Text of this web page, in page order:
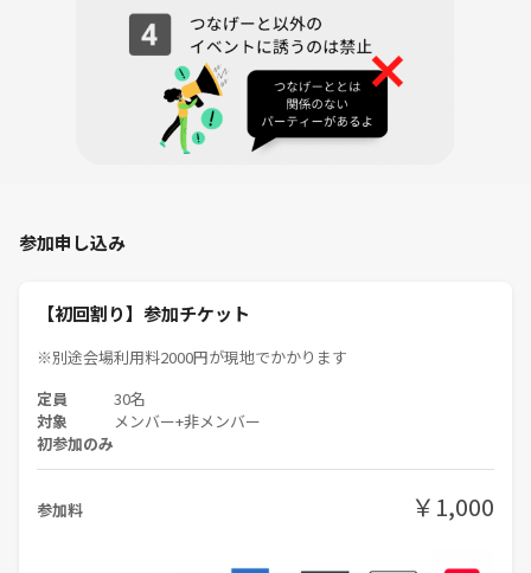
・煙草の臭い、口臭、体臭、過度な香水などについては特にご注意くだ
・ボードゲームには傷をつけたり、汚したりしないように気を付けてく
・個人間の連絡先の交換などは各々の責任でお願いします。
・風景写真や動画のSNS等への無許可投稿
そのような行為が見られた場合、運営までご一報ください。
🌱気が向いたら、ふらっと遊びに来てください😊
参加申し込み
【初回割り】参加チケット
※別途会場利用料2000円が現地でかかります
定員 30名
対象 メンバー+非メンバー
初参加のみ
参加料 ￥1,000